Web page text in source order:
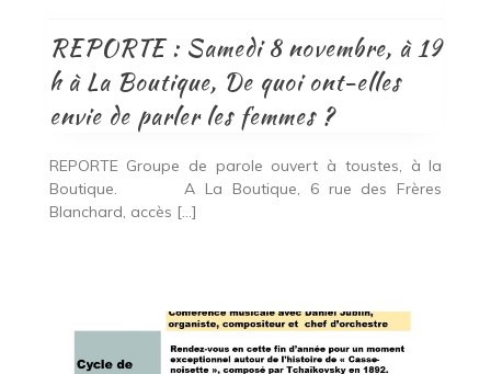
REPORTE : Samedi 8 novembre, à 19
h à La Boutique, De quoi ont-elles
envie de parler les femmes ?
REPORTE Groupe de parole ouvert à toustes, à la
Boutique. A La Boutique, 6 rue des Frères
Blanchard, accès […]